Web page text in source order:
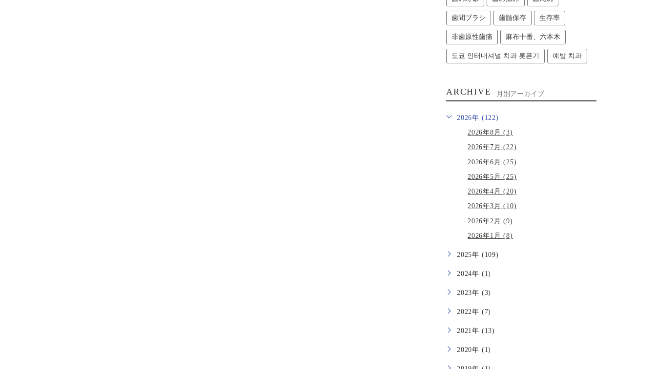
歯間ブラシ 歯髄保存 生存率
非歯原性歯痛 麻布十番、六本木
도쿄 인터내셔널 치과 롯폰기 예방 치과
ARCHIVE 月別アーカイブ
2026年 (122)
2026年8月 (3)
2026年7月 (22)
2026年6月 (25)
2026年5月 (25)
2026年4月 (20)
2026年3月 (10)
2026年2月 (9)
2026年1月 (8)
2025年 (109)
2024年 (1)
2023年 (3)
2022年 (7)
2021年 (13)
2020年 (1)